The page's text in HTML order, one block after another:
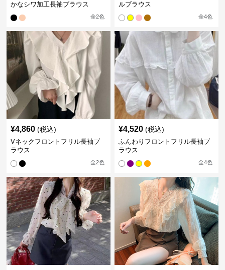
かなシワ加工長袖ブラウス
全2色
ルブラウス
全4色
¥4,860 (税込)
Vネックフロントフリル長袖ブ
ラウス
全2色
¥4,520 (税込)
ふんわりフロントフリル長袖ブ
ラウス
全4色